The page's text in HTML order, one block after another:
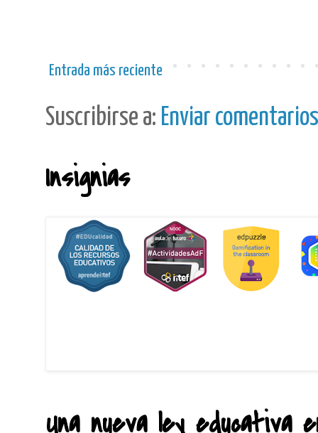
Entrada más reciente
Suscribirse a: Enviar
Insignias
Una nueva ley educativa